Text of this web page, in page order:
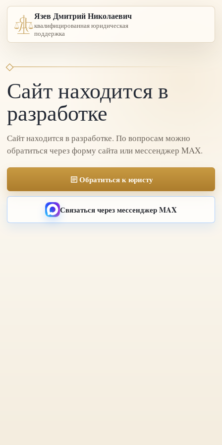
Язев Дмитрий Николаевич
квалифицированная юридическая
поддержка
Сайт находится в
разработке
Сайт находится в разработке. По вопросам можно
обратиться через форму сайта или мессенджер MAX.
Обратиться к юристу
Связаться через мессенджер MAX